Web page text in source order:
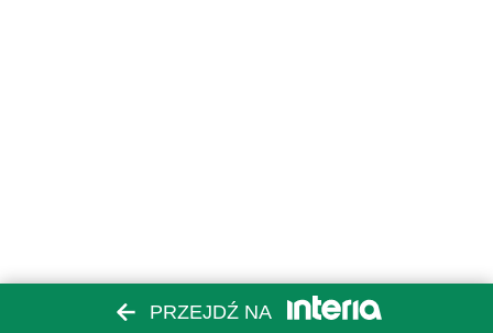
PRZEJDŹ NA